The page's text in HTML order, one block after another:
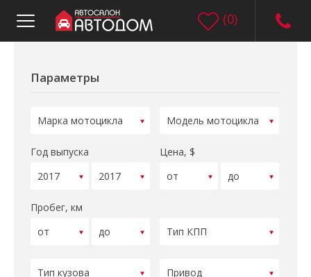
(0)
Параметры
Год выпуска Цена, $
Пробег, км